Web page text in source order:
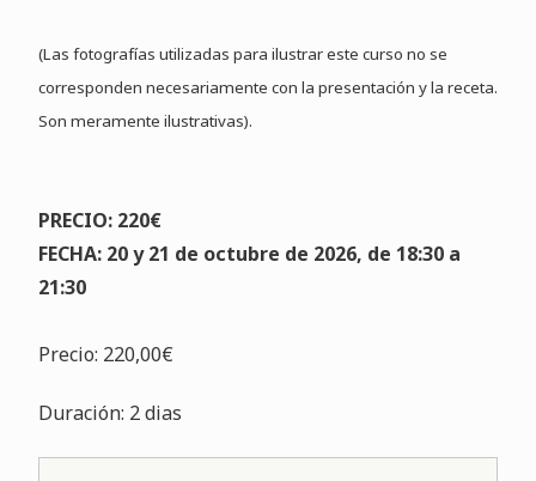
(Las fotografías utilizadas para ilustrar este curso no se
corresponden necesariamente con la presentación y la receta.
Son meramente ilustrativas).
PRECIO: 220€
FECHA: 20 y 21 de octubre de 2026, de 18:30 a
21:30
Precio: 220,00€
Duración: 2 dias